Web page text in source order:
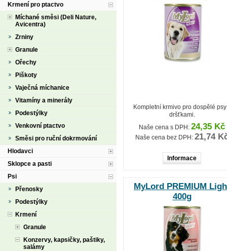
Kompletní krmivo pro dospělé
dršťkami.
Naše cena s DPH: 24,35 Kč
Naše cena bez DPH: 21,74
Informace
MyLord PREMIUM
400g
Krmení pro ptactvo
Míchané směsi (Deli Nature,
Avicentra)
Zrniny
Granule
Ořechy
Piškoty
Vaječná míchanice
Vitamíny a minerály
Podestýlky
Venkovní ptactvo
Směsi pro ruční dokrmování
Hlodavci
Sklopce a pasti
Psi
Přenosky
Podestýlky
Krmení
Granule
Konzervy, kapsičky, paštiky,
salámy